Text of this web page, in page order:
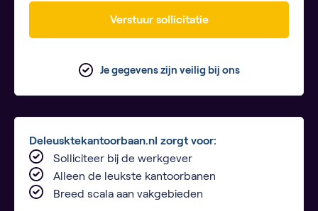
Verstuur sollicitatie
Je gegevens zijn veilig bij ons
Deleusktekantoorbaan.nl zorgt voor:
Solliciteer bij de werkgever
Alleen de leukste kantoorbanen
Breed scala aan vakgebieden